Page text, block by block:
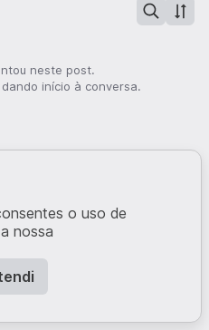
neste post.
início à conversa.
o uso de
nossa